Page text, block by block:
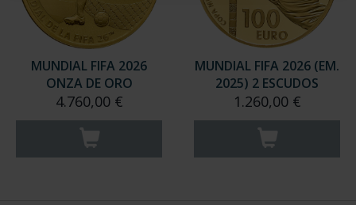
MUNDIAL FIFA 2026
ONZA DE ORO
4.760,00 €
MUNDIAL FIFA 2026 (EM.
2025) 2 ESCUDOS
1.260,00 €